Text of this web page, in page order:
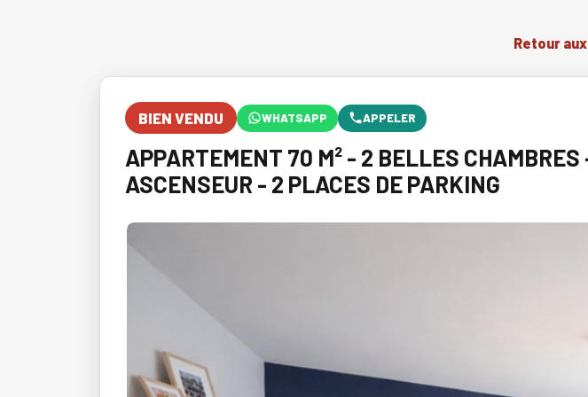
Retour
BIEN VENDU WHATSAPP APPELER
APPARTEMENT 70 M² - 2 BELLES
ASCENSEUR - 2 PLACES DE PARKING